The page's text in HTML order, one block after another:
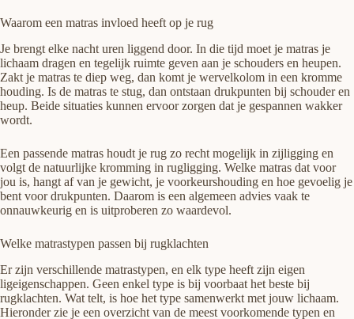
Waarom een matras invloed heeft op je rug
Je brengt elke nacht uren liggend door. In die tijd moet je matras je
lichaam dragen en tegelijk ruimte geven aan je schouders en heupen.
Zakt je matras te diep weg, dan komt je wervelkolom in een kromme
houding. Is de matras te stug, dan ontstaan drukpunten bij schouder en
heup. Beide situaties kunnen ervoor zorgen dat je gespannen wakker
wordt.
Een passende matras houdt je rug zo recht mogelijk in zijligging en
volgt de natuurlijke kromming in rugligging. Welke matras dat voor
jou is, hangt af van je gewicht, je voorkeurshouding en hoe gevoelig je
bent voor drukpunten. Daarom is een algemeen advies vaak te
onnauwkeurig en is uitproberen zo waardevol.
Welke matrastypen passen bij rugklachten
Er zijn verschillende matrastypen, en elk type heeft zijn eigen
ligeigenschappen. Geen enkel type is bij voorbaat het beste bij
rugklachten. Wat telt, is hoe het type samenwerkt met jouw lichaam.
Hieronder zie je een overzicht van de meest voorkomende typen en